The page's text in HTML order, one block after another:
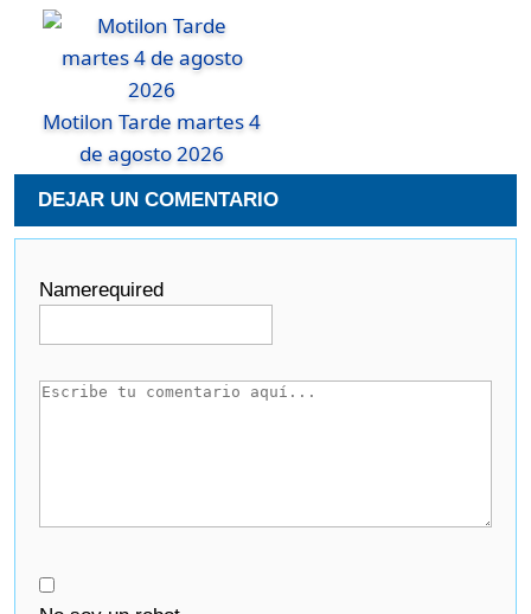
Motilon Tarde martes 4
de agosto 2026
DEJAR UN COMENTARIO
Namerequired